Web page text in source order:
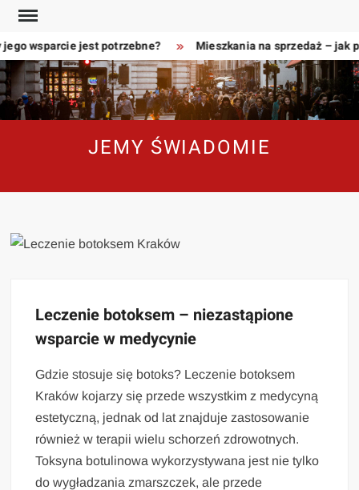
Skip
contentwsparcie jest potrzebne? Mieszkania na sprzedaż – jak
JEMY ŚWIADOMIE
Leczenie botoksem – niezastąpione
wsparcie w medycynie
Gdzie stosuje się botoks? Leczenie botoksem
Kraków kojarzy się przede wszystkim z medycyną
estetyczną, jednak od lat znajduje zastosowanie
również w terapii wielu schorzeń zdrowotnych.
Toksyna botulinowa wykorzystywana jest nie tylko
do wygładzania zmarszczek, ale przede